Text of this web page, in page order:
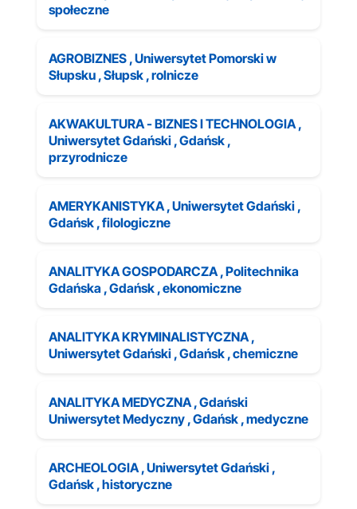
społeczne
AGROBIZNES , Uniwersytet Pomorski w
Słupsku , Słupsk , rolnicze
AKWAKULTURA - BIZNES I TECHNOLOGIA ,
Uniwersytet Gdański , Gdańsk ,
przyrodnicze
AMERYKANISTYKA , Uniwersytet Gdański ,
Gdańsk , filologiczne
ANALITYKA GOSPODARCZA , Politechnika
Gdańska , Gdańsk , ekonomiczne
ANALITYKA KRYMINALISTYCZNA ,
Uniwersytet Gdański , Gdańsk , chemiczne
ANALITYKA MEDYCZNA , Gdański
Uniwersytet Medyczny , Gdańsk , medyczne
ARCHEOLOGIA , Uniwersytet Gdański ,
Gdańsk , historyczne